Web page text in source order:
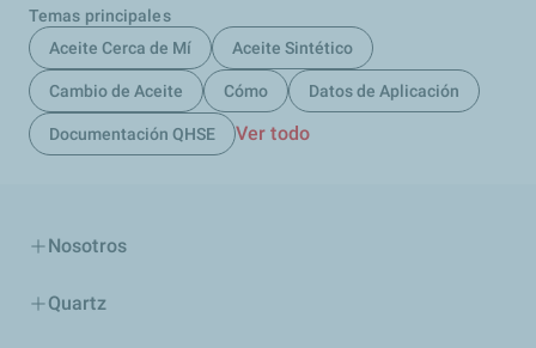
Temas principales
Aceite Cerca de Mí
Aceite Sintético
Cambio de Aceite Cómo Datos de Aplicación
Documentación QHSE Ver todo
Nosotros
Quartz